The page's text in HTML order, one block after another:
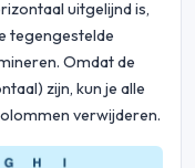
uitgelijnd is,
tegengestelde
Omdat de
zijn, kun je alle
verwijderen.